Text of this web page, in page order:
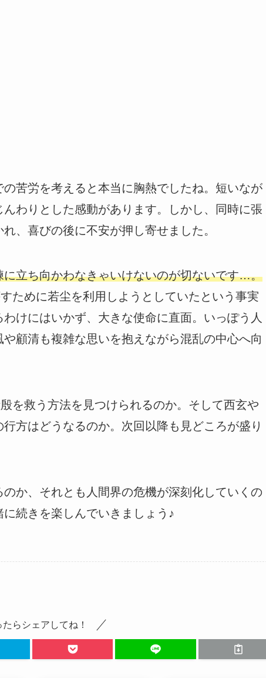
苦労を考えると本当に胸熱でしたね。短いなが
んわりとした感動があります。しかし、同時に張
、喜びの後に不安が押し寄せました。
立ち向かわなきゃいけないのが切ないです…。
ために若尘を利用しようとしていたという事実
けにはいかず、大きな使命に直面。いっぽう人
顧清も複雑な思いを抱えながら混乱の中心へ向
を救う方法を見つけられるのか。そして西玄や
方はどうなるのか。次回以降も見どころが盛り
か、それとも人間界の危機が深刻化していくの
続きを楽しんでいきましょう♪
たらシェアしてね！